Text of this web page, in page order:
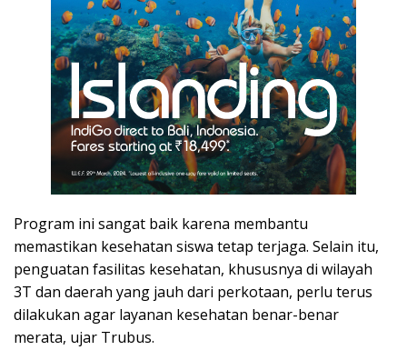
Program ini sangat baik karena membantu
memastikan kesehatan siswa tetap terjaga. Selain itu,
penguatan fasilitas kesehatan, khususnya di wilayah
3T dan daerah yang jauh dari perkotaan, perlu terus
dilakukan agar layanan kesehatan benar-benar
merata, ujar Trubus.